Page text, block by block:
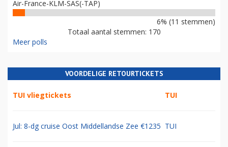
Air-France-KLM-SAS(-TAP)
6% (11 stemmen)
Totaal aantal stemmen: 170
Meer polls
VOORDELIGE RETOURTICKETS
TUI vliegtickets TUI
Jul: 8-dg cruise Oost Middellandse Zee €1235 TUI